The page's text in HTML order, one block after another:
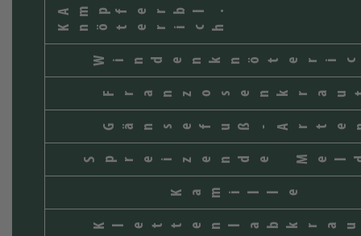
Kamille
Spreizende
Gänsefuß-
Ampferbl.
Knöterich